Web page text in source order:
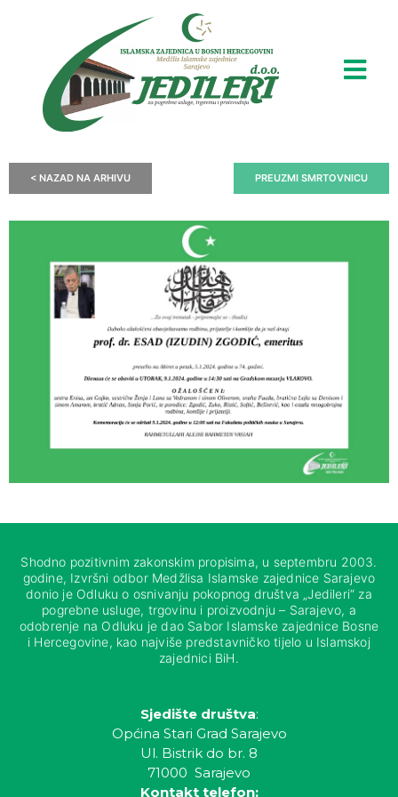
< NAZAD NA ARHIVU PREUZMI SMRTOVNICU
Shodno pozitivnim zakonskim propisima, u septembru 2003.
godine, Izvršni odbor Medžlisa Islamske zajednice Sarajevo
donio je Odluku o osnivanju pokopnog društva „Jedileri“ za
pogrebne usluge, trgovinu i proizvodnju – Sarajevo, a
odobrenje na Odluku je dao Sabor Islamske zajednice Bosne
i Hercegovine, kao najviše predstavničko tijelo u Islamskoj
zajednici BiH.
Sjedište društva:
Općina Stari Grad Sarajevo
Ul. Bistrik do br. 8
71000 Sarajevo
Kontakt telefon: